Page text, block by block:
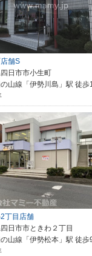
舗S
日市市小生町
山線「伊勢川島」駅 徒歩
丁目店舗
日市市ときわ２丁目
山線「伊勢松本」駅 徒歩